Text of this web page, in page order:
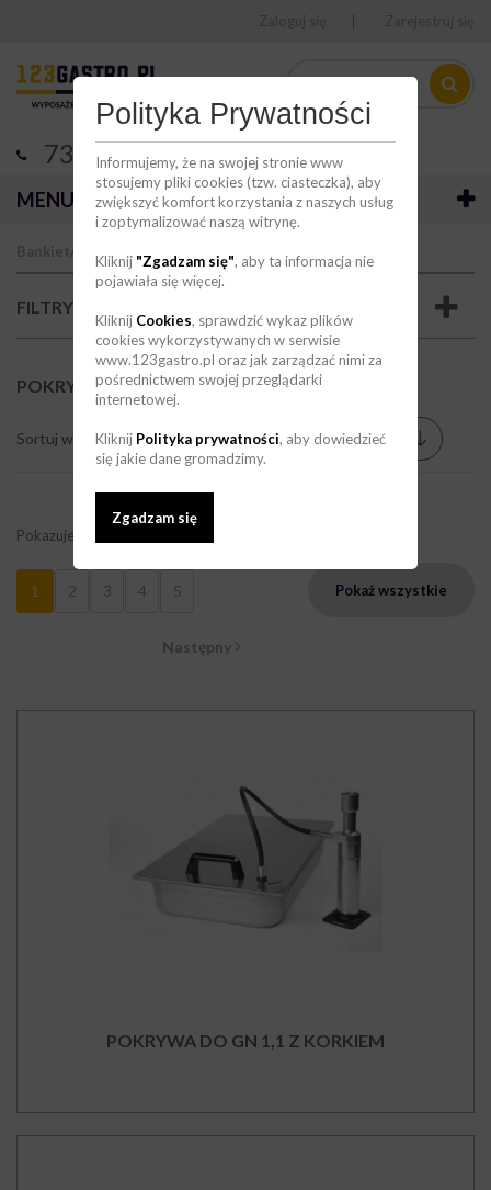
Polityka Prywatności
Informujemy, że na swojej stronie www
stosujemy pliki cookies (tzw. ciasteczka), aby
zwiększyć komfort korzystania z naszych usług
i zoptymalizować naszą witrynę.
Kliknij "Zgadzam się", aby ta informacja nie
pojawiała się więcej.
Kliknij Cookies, sprawdzić wykaz plików
cookies wykorzystywanych w serwisie
www.123gastro.pl oraz jak zarządzać nimi za
pośrednictwem swojej przeglądarki
internetowej.
Kliknij Polityka prywatności, aby dowiedzieć
się jakie dane gromadzimy.
Zgadzam się
736 123 123
MENU
FILTRY
POKRYWKI DO POJEMNIKÓW GN 1/1
Sortuj wg -- Pokaż na stronie 9
Pokaż wszystkie
1 2 3 4 5
Następny
Pokazuje 1 - 9 z 38 elementów
POKRYWA DO GN 1,1 Z KORKIEM